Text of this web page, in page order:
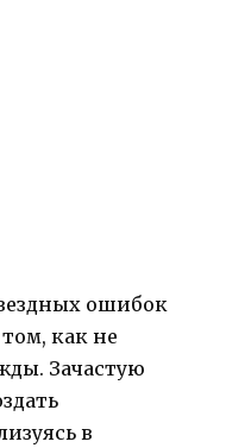
ошибок
как не
Зачастую
в